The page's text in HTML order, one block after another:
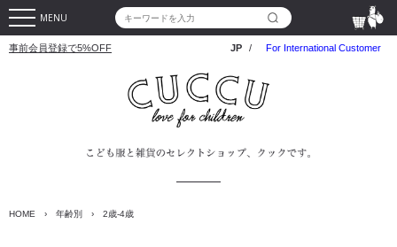
MENU
事前会員登録で5%OFF JP / For International Customer
HOME › 年齢別 › 2歳-4歳